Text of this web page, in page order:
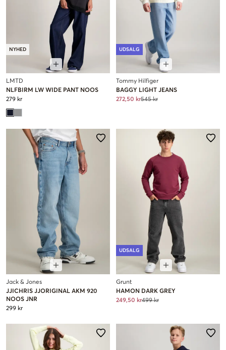
NYHED
LMTD
NLFBIRM LW WIDE PANT NOOS
279 kr
UDSALG
Tommy Hilfiger
BAGGY LIGHT JEANS
272,50 kr545 kr
Jack & Jones
JJICHRIS JJORIGINAL AKM 920
NOOS JNR
299 kr
UDSALG
Grunt
HAMON DARK GREY
249,50 kr499 kr